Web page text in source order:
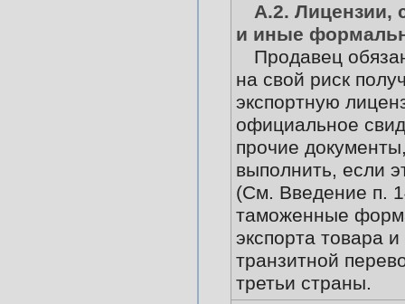
А.2. Лицензии,
и иные
Продавец
на свой риск
экспортную
официальное
прочие
выполнить, если
(См. Введение п.
таможенные
экспорта товара и
транзитной
третьи страны.